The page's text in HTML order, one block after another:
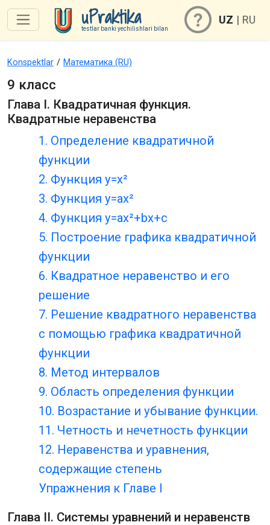
uPraktika
testlar banki yechilishlari bilan
UZ | RU
Konspektlar / Математика (RU)
9 класс
Глава I. Квадратичная функция.
Квадратные неравенства
1. Определение квадратичной
функции
2. Функция y=x²
3. Функция y=ax²
4. Функция y=ax²+bx+c
5. Построение графика квадратичной
функции
6. Квадратное неравенство и его
решение
7. Решение квадратного неравенства
с помощью графика квадратичной
функции
8. Метод интервалов
9. Область определения функции
10. Возрастание и убывание функции.
11. Четность и нечетность функции
12. Неравенства и уравнения,
содержащие степень
Упражнения к Главе I
Глава II. Системы уравнений и неравенств